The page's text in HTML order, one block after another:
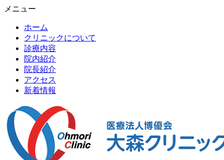
メニュー
ホーム
クリニックについて
診療内容
院内紹介
院長紹介
アクセス
新着情報